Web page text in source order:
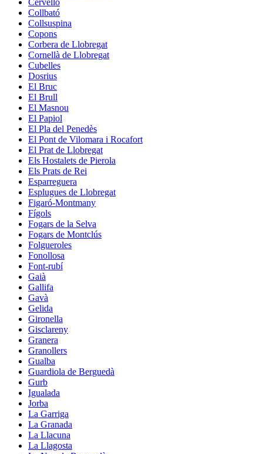
Collbató
Collsuspina
Copons
Corbera de Llobregat
Cornellà de Llobregat
Cubelles
Dosrius
El Bruc
El Brull
El Masnou
El Papiol
El Pla del Penedès
El Pont de Vilomara i Rocafort
El Prat de Llobregat
Els Hostalets de Pierola
Els Prats de Rei
Esparreguera
Esplugues de Llobregat
Figaró-Montmany
Fígols
Fogars de la Selva
Fogars de Montclús
Folgueroles
Fonollosa
Font-rubí
Gaià
Gallifa
Gavà
Gelida
Gironella
Gisclareny
Granera
Granollers
Gualba
Guardiola de Berguedà
Gurb
Igualada
Jorba
La Garriga
La Granada
La Llacuna
La Llagosta